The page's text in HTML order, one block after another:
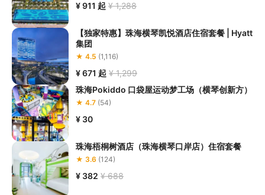
¥ 911 起 ¥ 1,288
【独家特惠】珠海横琴凯悦酒店住宿套餐 | Hyatt
集团
★ 4.5 (1,116)
¥ 671 起 ¥ 1,299
珠海Pokiddo 口袋屋运动梦工场（横琴创新方）
★ 4.7 (54)
¥ 30
珠海梧桐树酒店（珠海横琴口岸店）住宿套餐
★ 3.6 (124)
¥ 382 ¥ 688